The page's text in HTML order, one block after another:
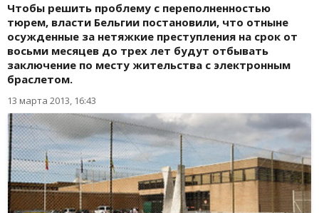
Чтобы решить проблему с переполненностью
тюрем, власти Бельгии постановили, что отныне
осужденные за нетяжкие преступления на срок от
восьми месяцев до трех лет будут отбывать
заключение по месту жительства с электронным
браслетом.
13 марта 2013, 16:43